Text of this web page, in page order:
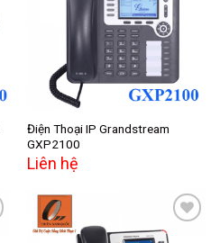
Add to
wishlist
Điện Thoại IP Grandstream
GXP2100
Liên hệ